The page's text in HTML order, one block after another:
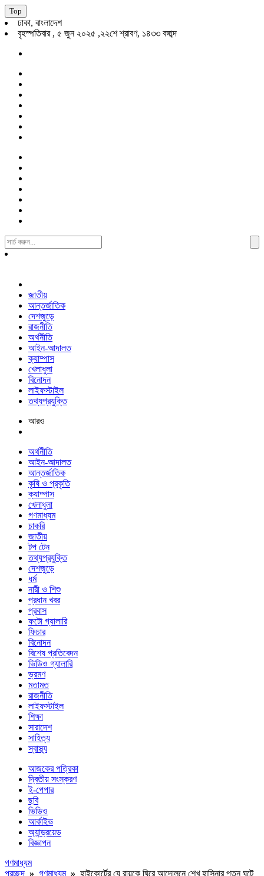
Top
ঢাকা, বাংলাদেশ
বৃহস্পতিবার , ৫ জুন ২০২৫ ,২২শে শ্রাবণ, ১৪৩৩ বঙ্গাব্দ
Search
For:
জাতীয়
আন্তর্জাতিক
দেশজুড়ে
রাজনীতি
অর্থনীতি
আইন-আদালত
ক্যাম্পাস
খেলাধুলা
বিনোদন
লাইফস্টাইল
তথ্যপ্রযুক্তি
আরও
অর্থনীতি
আইন-আদালত
আন্তর্জাতিক
কৃষি ও প্রকৃতি
ক্যাম্পাস
খেলাধুলা
গণমাধ্যম
চাকরি
জাতীয়
টপ টেন
তথ্যপ্রযুক্তি
দেশজুড়ে
ধর্ম
নারী ও শিশু
প্রধান খবর
প্রবাস
ফটো গ্যালারি
ফিচার
বিনোদন
বিশেষ প্রতিবেদন
ভিডিও গ্যালারি
ভ্রমণ
মতামত
রাজনীতি
লাইফস্টাইল
শিক্ষা
সারাদেশ
সাহিত্য
স্বাস্থ্য
আজকের পত্রিকা
দ্বিতীয় সংস্করণ
ই-পেপার
ছবি
ভিডিও
আর্কাইভ
অ্যান্ড্রয়েড
বিজ্ঞাপন
গণমাধ্যম
প্রচ্ছদ » গণমাধ্যম» হাইকোর্টের যে রায়কে ঘিরে আন্দোলনে শেখ হাসিনার পতন ঘটে